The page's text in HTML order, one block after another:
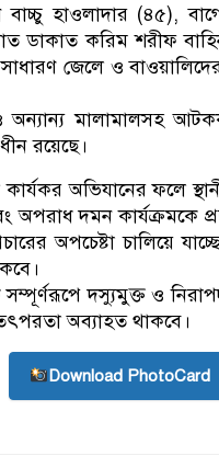
হাওলাদার (৪৫),
ডাকাত করিম শরীফ
জেলে ও
অন্যান্য মালামালসহ
রয়েছে।
অভিযানের ফলে
অপরাধ দমন কার্যক্রমকে
অপচেষ্টা চালিয়ে
দস্যুমুক্ত ও
অব্যাহত থাকবে।
Download PhotoCard